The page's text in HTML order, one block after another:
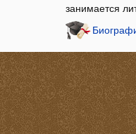
занимается